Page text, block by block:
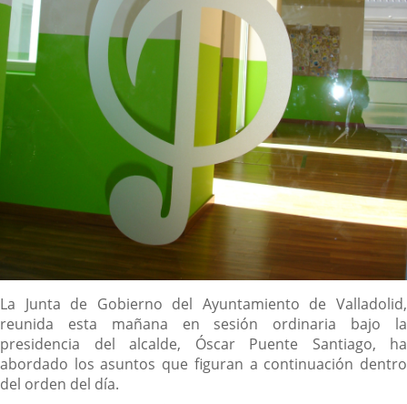
Descripción
La Junta de Gobierno del Ayuntamiento de Valladolid,
reunida esta mañana en sesión ordinaria bajo la
presidencia del alcalde, Óscar Puente Santiago, ha
abordado los asuntos que figuran a continuación dentro
del orden del día.